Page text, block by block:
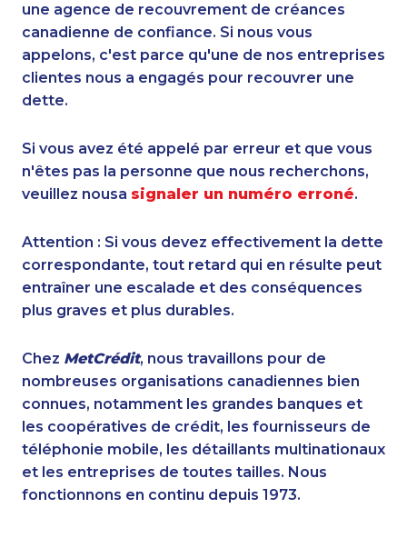
une agence de recouvrement de créances
canadienne de confiance. Si nous vous
appelons, c'est parce qu'une de nos entreprises
clientes nous a engagés pour recouvrer une
dette.
Si vous avez été appelé par erreur et que vous
n'êtes pas la personne que nous recherchons,
veuillez nousa signaler un numéro erroné.
Attention : Si vous devez effectivement la dette
correspondante, tout retard qui en résulte peut
entraîner une escalade et des conséquences
plus graves et plus durables.
Chez MetCrédit, nous travaillons pour de
nombreuses organisations canadiennes bien
connues, notamment les grandes banques et
les coopératives de crédit, les fournisseurs de
téléphonie mobile, les détaillants multinationaux
et les entreprises de toutes tailles. Nous
fonctionnons en continu depuis 1973.